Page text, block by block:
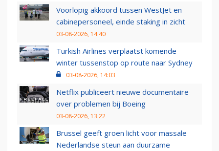
Voorlopig akkoord tussen WestJet en
cabinepersoneel, einde staking in zicht
03-08-2026, 14:40
Turkish Airlines verplaatst komende
winter tussenstop op route naar Sydney
03-08-2026, 14:03
Netflix publiceert nieuwe documentaire
over problemen bij Boeing
03-08-2026, 13:22
Brussel geeft groen licht voor massale
Nederlandse steun aan duurzame